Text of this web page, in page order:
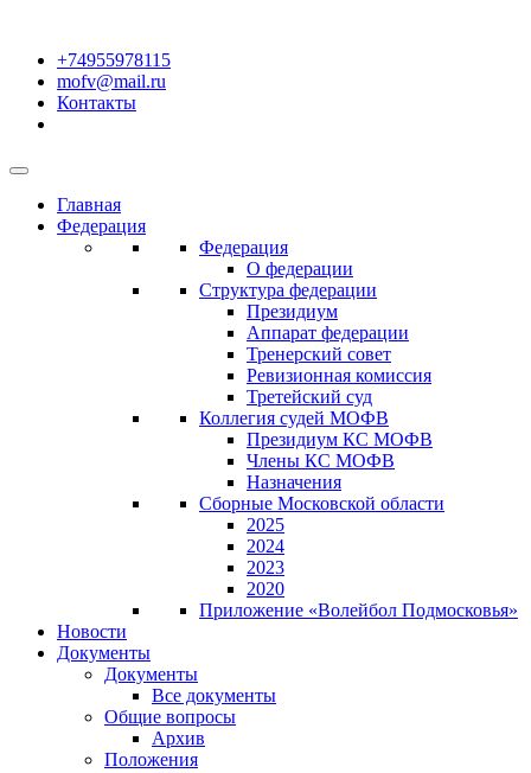
+74955978115
mofv@mail.ru
Контакты
Главная
Федерация
Федерация
О федерации
Структура федерации
Президиум
Аппарат федерации
Тренерский совет
Ревизионная комиссия
Третейский суд
Коллегия судей МОФВ
Президиум КС МОФВ
Члены КС МОФВ
Назначения
Сборные Московской области
2025
2024
2023
2020
Приложение «Волейбол Подмосковья»
Новости
Документы
Документы
Все документы
Общие вопросы
Архив
Положения